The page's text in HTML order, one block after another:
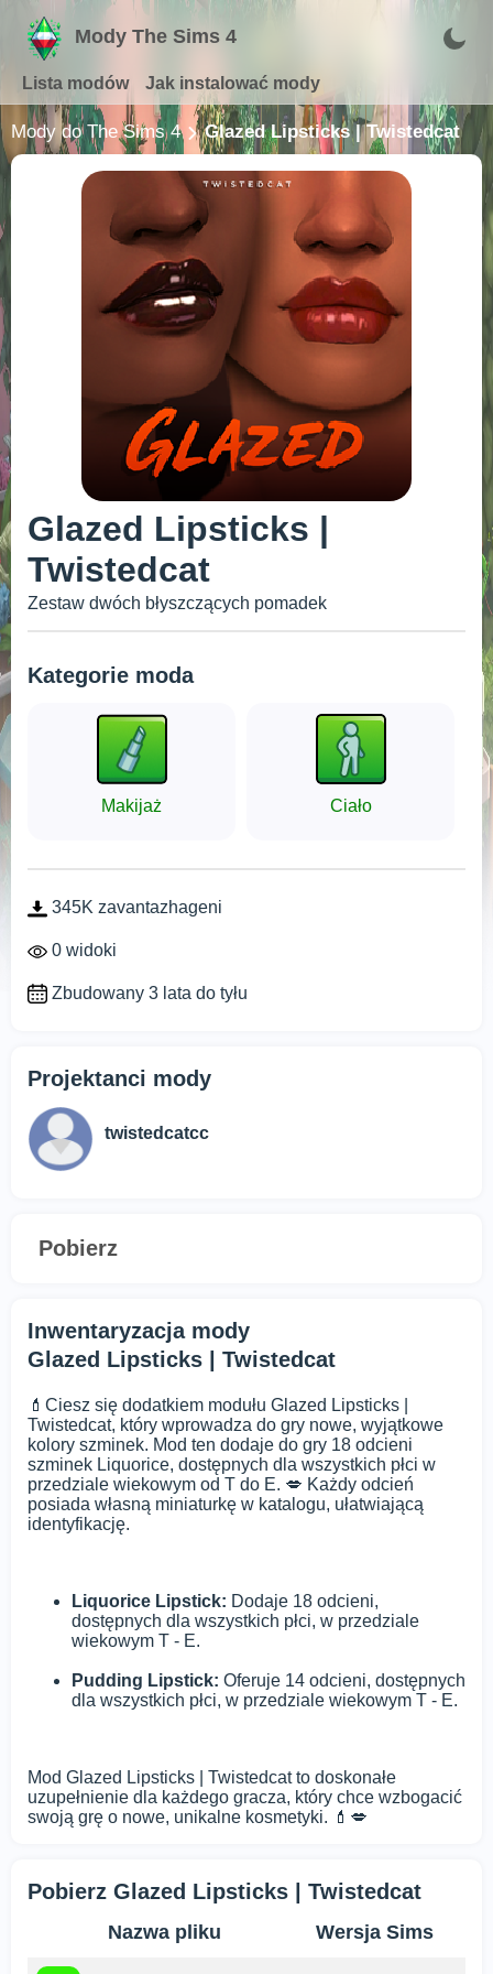
Mody The Sims 4
Lista modów Jak instalować mody
Mody do The Sims 4 Glazed Lipsticks | Twistedcat
Glazed Lipsticks |
Twistedcat
Zestaw dwóch błyszczących pomadek
Kategorie moda
Makijaż Ciało
345K zavantazhageni
0 widoki
Zbudowany 3 lata do tyłu
Projektanci mody
twistedcatcc
Pobierz
Inwentaryzacja mody
Glazed Lipsticks | Twistedcat
💄Ciesz się dodatkiem modułu Glazed Lipsticks |
Twistedcat, który wprowadza do gry nowe, wyjątkowe
kolory szminek. Mod ten dodaje do gry 18 odcieni
szminek Liquorice, dostępnych dla wszystkich płci w
przedziale wiekowym od T do E. 💋 Każdy odcień
posiada własną miniaturkę w katalogu, ułatwiającą
identyfikację.
Liquorice Lipstick: Dodaje 18 odcieni,
dostępnych dla wszystkich płci, w przedziale
wiekowym T - E.
Pudding Lipstick: Oferuje 14 odcieni, dostępnych
dla wszystkich płci, w przedziale wiekowym T - E.
Mod Glazed Lipsticks | Twistedcat to doskonałe
uzupełnienie dla każdego gracza, który chce wzbogacić
swoją grę o nowe, unikalne kosmetyki. 💄💋
Pobierz Glazed Lipsticks | Twistedcat
Nazwa pliku Wersja Sims